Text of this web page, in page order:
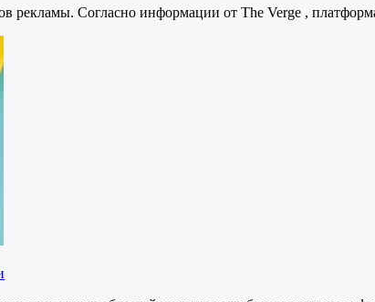
рекламы. Согласно информации от The Verge ,